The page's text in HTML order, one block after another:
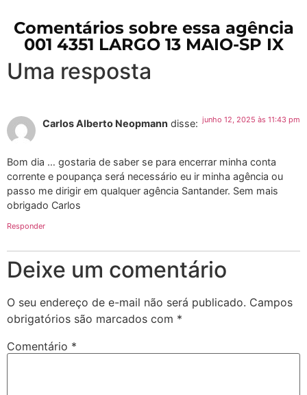
Comentários sobre essa agência
001 4351 LARGO 13 MAIO-SP IX
Uma resposta
Carlos Alberto Neopmann disse: junho 12, 2025 às 11:43 pm
Bom dia … gostaria de saber se para encerrar minha conta
corrente e poupança será necessário eu ir minha agência ou
passo me dirigir em qualquer agência Santander. Sem mais
obrigado Carlos
Responder
Deixe um comentário
O seu endereço de e-mail não será publicado. Campos
obrigatórios são marcados com *
Comentário *